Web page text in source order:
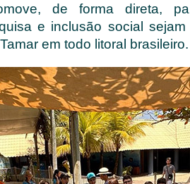
de forma direta,
e inclusão social
em todo litoral brasileiro.